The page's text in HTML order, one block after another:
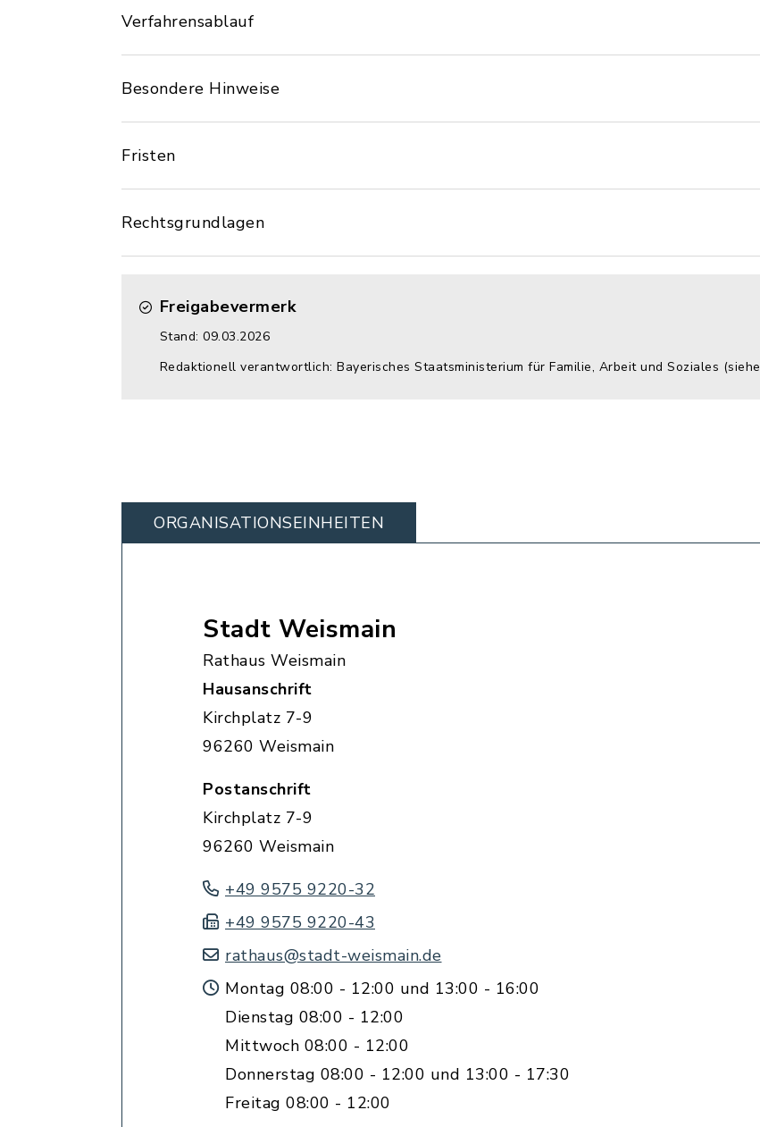
Verfahrensablauf
Besondere Hinweise
Fristen
Rechtsgrundlagen
Freigabevermerk
Stand: 09.03.2026
Redaktionell verantwortlich: Bayerisches Staatsministerium für Familie, Arbeit und Soziales (siehe
ORGANISATIONS­EINHEITEN
Stadt Weismain
Rathaus Weismain
Hausanschrift
Kirchplatz 7-9
96260 Weismain
Postanschrift
Kirchplatz 7-9
96260 Weismain
+49 9575 9220-32
+49 9575 9220-43
rathaus@stadt-weismain.de
Montag 08:00 - 12:00 und 13:00 - 16:00
Dienstag 08:00 - 12:00
Mittwoch 08:00 - 12:00
Donnerstag 08:00 - 12:00 und 13:00 - 17:30
Freitag 08:00 - 12:00